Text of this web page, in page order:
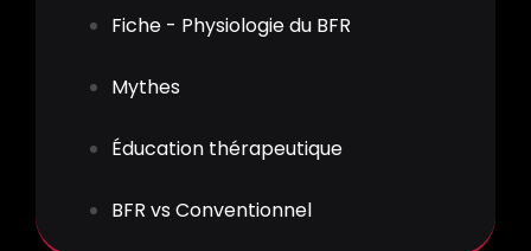
Fiche - Physiologie du BFR
Mythes
Éducation thérapeutique
BFR vs Conventionnel